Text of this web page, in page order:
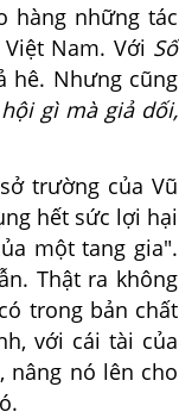
hàng những tác
Nam. Với Số
hê. Nhưng cũng
gì mà giả dối,
trường của Vũ
hết sức lợi hại
một tang gia".
Thật ra không
trong bản chất
với cái tài của
nâng nó lên cho